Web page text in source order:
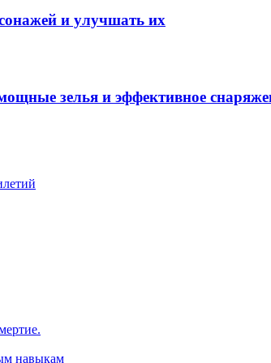
и улучшать их
зелья и эффективное
навыкам